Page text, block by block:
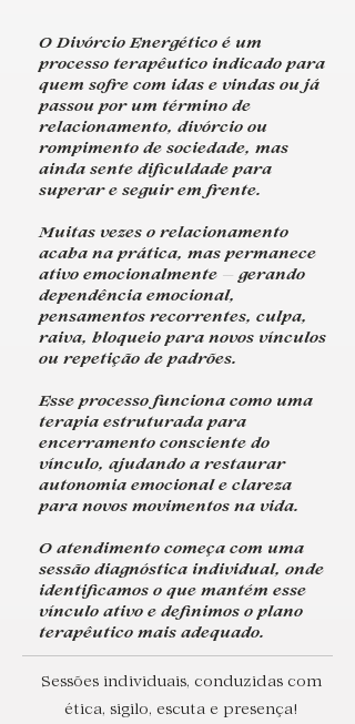
O Divórcio Energético é um
processo terapêutico indicado para
quem sofre com idas e vindas ou já
passou por um término de
relacionamento, divórcio ou
rompimento de sociedade, mas
ainda sente dificuldade para
superar e seguir em frente.
Muitas vezes o relacionamento
acaba na prática, mas permanece
ativo emocionalmente — gerando
dependência emocional,
pensamentos recorrentes, culpa,
raiva, bloqueio para novos vínculos
ou repetição de padrões.
Esse processo funciona como uma
terapia estruturada para
encerramento consciente do
vínculo, ajudando a restaurar
autonomia emocional e clareza
para novos movimentos na vida.
O atendimento começa com uma
sessão diagnóstica individual, onde
identificamos o que mantém esse
vínculo ativo e definimos o plano
terapêutico mais adequado.
Sessões individuais, conduzidas com
ética, sigilo, escuta e presença!